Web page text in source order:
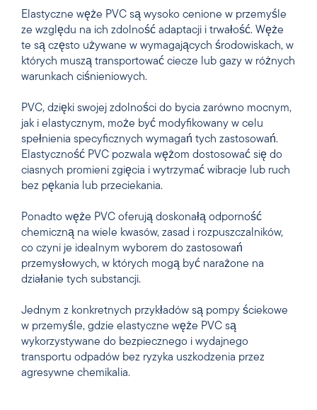
Elastyczne węże PVC są wysoko cenione w przemyśle
ze względu na ich zdolność adaptacji i trwałość. Węże
te są często używane w wymagających środowiskach, w
których muszą transportować ciecze lub gazy w różnych
warunkach ciśnieniowych.
PVC, dzięki swojej zdolności do bycia zarówno mocnym,
jak i elastycznym, może być modyfikowany w celu
spełnienia specyficznych wymagań tych zastosowań.
Elastyczność PVC pozwala wężom dostosować się do
ciasnych promieni zgięcia i wytrzymać wibracje lub ruch
bez pękania lub przeciekania.
Ponadto węże PVC oferują doskonałą odporność
chemiczną na wiele kwasów, zasad i rozpuszczalników,
co czyni je idealnym wyborem do zastosowań
przemysłowych, w których mogą być narażone na
działanie tych substancji.
Jednym z konkretnych przykładów są pompy ściekowe
w przemyśle, gdzie elastyczne węże PVC są
wykorzystywane do bezpiecznego i wydajnego
transportu odpadów bez ryzyka uszkodzenia przez
agresywne chemikalia.